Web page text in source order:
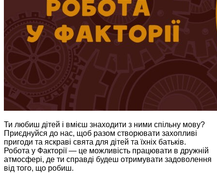
Ти любиш дітей і вмієш знаходити з ними спільну мову?
Приєднуйся до нас, щоб разом створювати захопливі
пригоди та яскраві свята для дітей та їхніх батьків.
Робота у Факторії — це можливість працювати в дружній
атмосфері, де ти справді будеш отримувати задоволення
від того, що робиш.